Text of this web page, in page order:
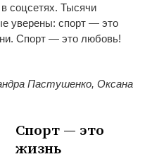
соцсетях. Тысячи
уверены: спорт — это
Спорт — это любовь!
Пастушенко, Оксана
Спорт — это
жизнь